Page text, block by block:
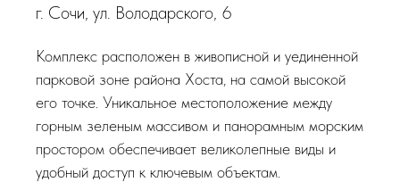
г. Сочи, ул. Володарского, 6
Комплекс расположен в живописной и уединенной
парковой зоне района Хоста, на самой высокой
его точке. Уникальное местоположение между
горным зеленым массивом и панорамным морским
простором обеспечивает великолепные виды и
удобный доступ к ключевым объектам.